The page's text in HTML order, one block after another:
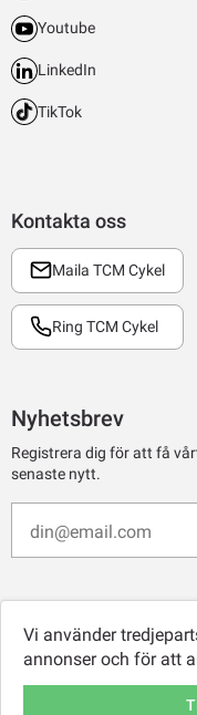
Kontakta oss
Maila TCM Cykel
Ring TCM Cykel
Youtube
LinkedIn
TikTok
Nyhetsbrev
Registrera dig för att få
senaste nytt.
Vi använder
annonser och för att